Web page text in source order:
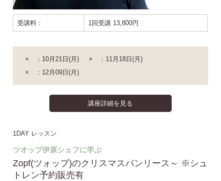
受講料： 1回受講 13,800円
× ：10月21日(月)
× ：11月18日(月)
× ：12月09日(月)
講座詳細を見る
1DAY レッスン
ツオップ伊原シェフに学ぶ
Zopf(ツォップ)のクリスマスパンリース～ ※シュ
トレン予約販売有